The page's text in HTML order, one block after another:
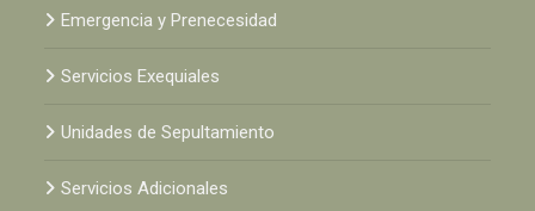
Emergencia y Prenecesidad
Servicios Exequiales
Unidades de Sepultamiento
Servicios Adicionales